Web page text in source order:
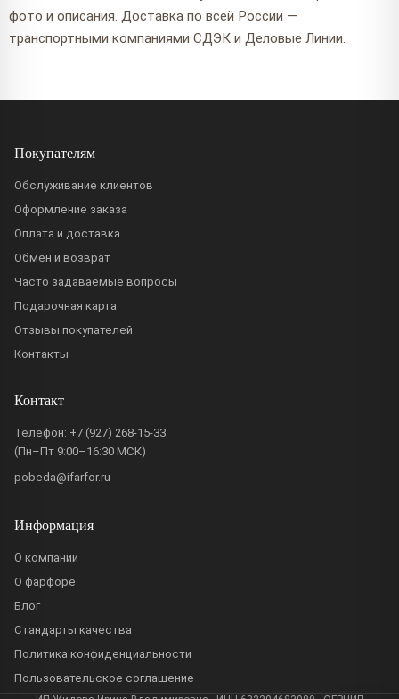
фото и описания. Доставка по всей России —
транспортными компаниями СДЭК и Деловые Линии.
Покупателям
Обслуживание клиентов
Оформление заказа
Оплата и доставка
Обмен и возврат
Часто задаваемые вопросы
Подарочная карта
Отзывы покупателей
Контакты
Контакт
Телефон: +7 (927) 268-15-33
(Пн–Пт 9:00–16:30 МСК)
pobeda@ifarfor.ru
Информация
О компании
О фарфоре
Блог
Стандарты качества
Политика конфиденциальности
Пользовательское соглашение